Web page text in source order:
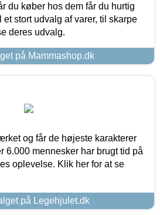
du køber hos dem får du hurtig
et stort udvalg af varer, til skarpe
deres udvalg.
på Mammashop.dk
og får de højeste karakterer
6.000 mennesker har brugt tid på
oplevelse. Klik her for at se
på Legehjulet.dk